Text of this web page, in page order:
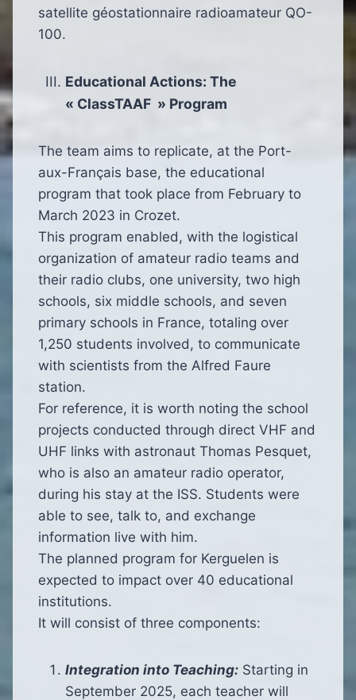
satellite géostationnaire radioamateur QO-
100.
Educational Actions: The
« ClassTAAF » Program
The team aims to replicate, at the Port-
aux-Français base, the educational
program that took place from February to
March 2023 in Crozet.
This program enabled, with the logistical
organization of amateur radio teams and
their radio clubs, one university, two high
schools, six middle schools, and seven
primary schools in France, totaling over
1,250 students involved, to communicate
with scientists from the Alfred Faure
station.
For reference, it is worth noting the school
projects conducted through direct VHF and
UHF links with astronaut Thomas Pesquet,
who is also an amateur radio operator,
during his stay at the ISS. Students were
able to see, talk to, and exchange
information live with him.
The planned program for Kerguelen is
expected to impact over 40 educational
institutions.
It will consist of three components:
Integration into Teaching: Starting in
September 2025, each teacher will